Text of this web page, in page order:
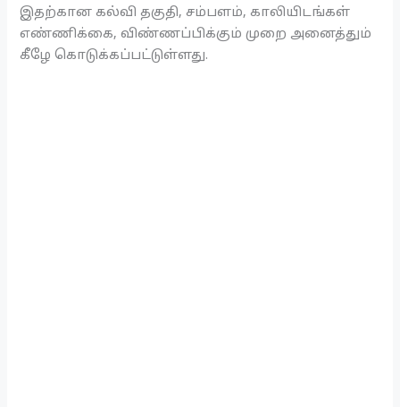
இதற்கான கல்வி தகுதி, சம்பளம், காலியிடங்கள்
எண்ணிக்கை, விண்ணப்பிக்கும் முறை அனைத்தும்
கீழே கொடுக்கப்பட்டுள்ளது.